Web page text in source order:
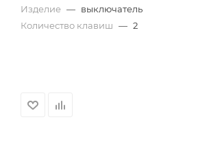
Изделие — выключатель
Количество клавиш — 2